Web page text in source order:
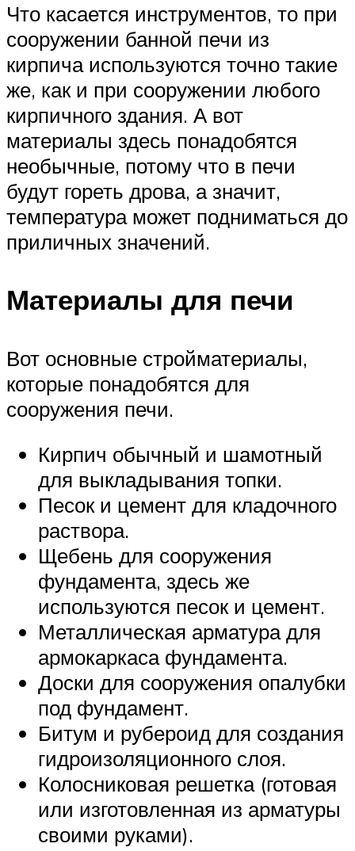
Что касается инструментов, то при
сооружении банной печи из
кирпича используются точно такие
же, как и при сооружении любого
кирпичного здания. А вот
материалы здесь понадобятся
необычные, потому что в печи
будут гореть дрова, а значит,
температура может подниматься до
приличных значений.
Материалы для печи
Вот основные стройматериалы,
которые понадобятся для
сооружения печи.
Кирпич обычный и шамотный
для выкладывания топки.
Песок и цемент для кладочного
раствора.
Щебень для сооружения
фундамента, здесь же
используются песок и цемент.
Металлическая арматура для
армокаркаса фундамента.
Доски для сооружения опалубки
под фундамент.
Битум и рубероид для создания
гидроизоляционного слоя.
Колосниковая решетка (готовая
или изготовленная из арматуры
своими руками).